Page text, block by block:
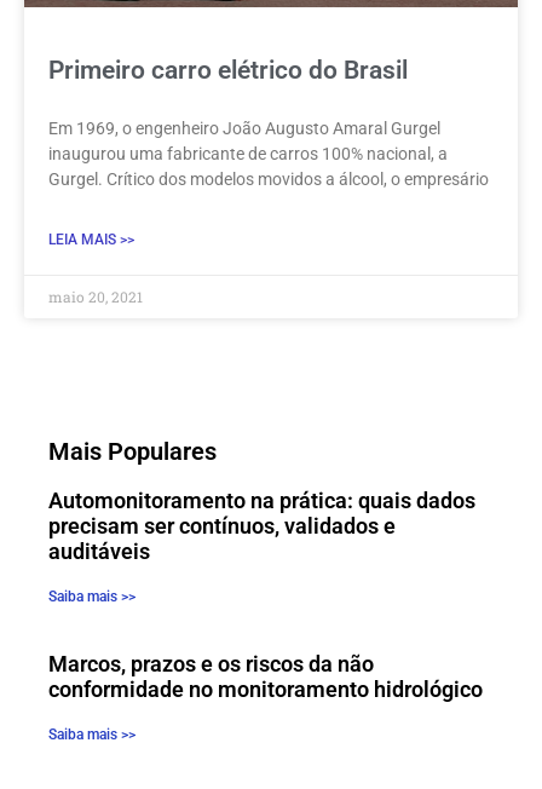
Primeiro carro elétrico do Brasil
Em 1969, o engenheiro João Augusto Amaral Gurgel
inaugurou uma fabricante de carros 100% nacional, a
Gurgel. Crítico dos modelos movidos a álcool, o empresário
LEIA MAIS >>
maio 20, 2021
Mais Populares
Automonitoramento na prática: quais dados
precisam ser contínuos, validados e
auditáveis
Saiba mais >>
Marcos, prazos e os riscos da não
conformidade no monitoramento hidrológico
Saiba mais >>